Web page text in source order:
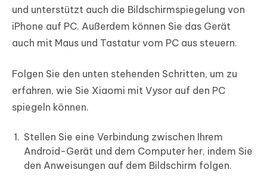
und unterstützt auch die Bildschirmspiegelung von
iPhone auf PC. Außerdem können Sie das Gerät
auch mit Maus und Tastatur vom PC aus steuern.
Folgen Sie den unten stehenden Schritten, um zu
erfahren, wie Sie Xiaomi mit Vysor auf den PC
spiegeln können.
Stellen Sie eine Verbindung zwischen Ihrem
Android-Gerät und dem Computer her, indem Sie
den Anweisungen auf dem Bildschirm folgen.